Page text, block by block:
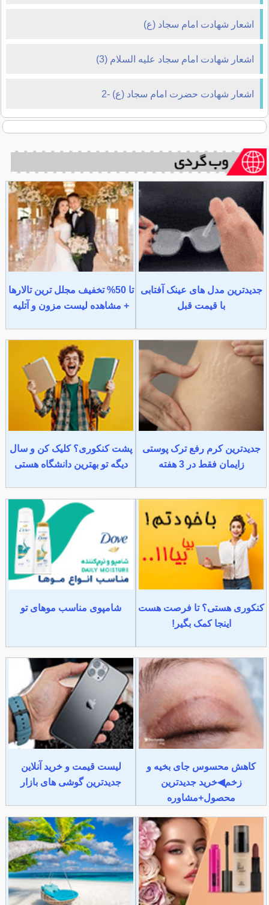
اشعار شهادت امام سجاد (ع)
اشعار شهادت امام سجاد علیه السلام (3)
اشعار شهادت حضرت امام سجاد (ع) -2
جدیدترین مدل های عینک آفتابی
با قیمت قبل
تا 50% تخفیف مجلل ترین تالارها
+ مشاهده لیست مزون و آتلیه
جدیدترین کرم رفع ترک پوستی
زایمان فقط در 3 هفته
پشت کنکوری؟ کلیک کن و سال
دیگه تو بهترین دانشگاه هستی
کنکوری هستی؟ تا فرصت هست
اینجا کمک بگیر!
شامپوی مناسب موهای تو
کاهش محسوس جای بخیه و
زخم◀خرید جدیدترین
محصول+مشاوره
لیست قیمت و خرید آنلاین
جدیدترین گوشی های بازار